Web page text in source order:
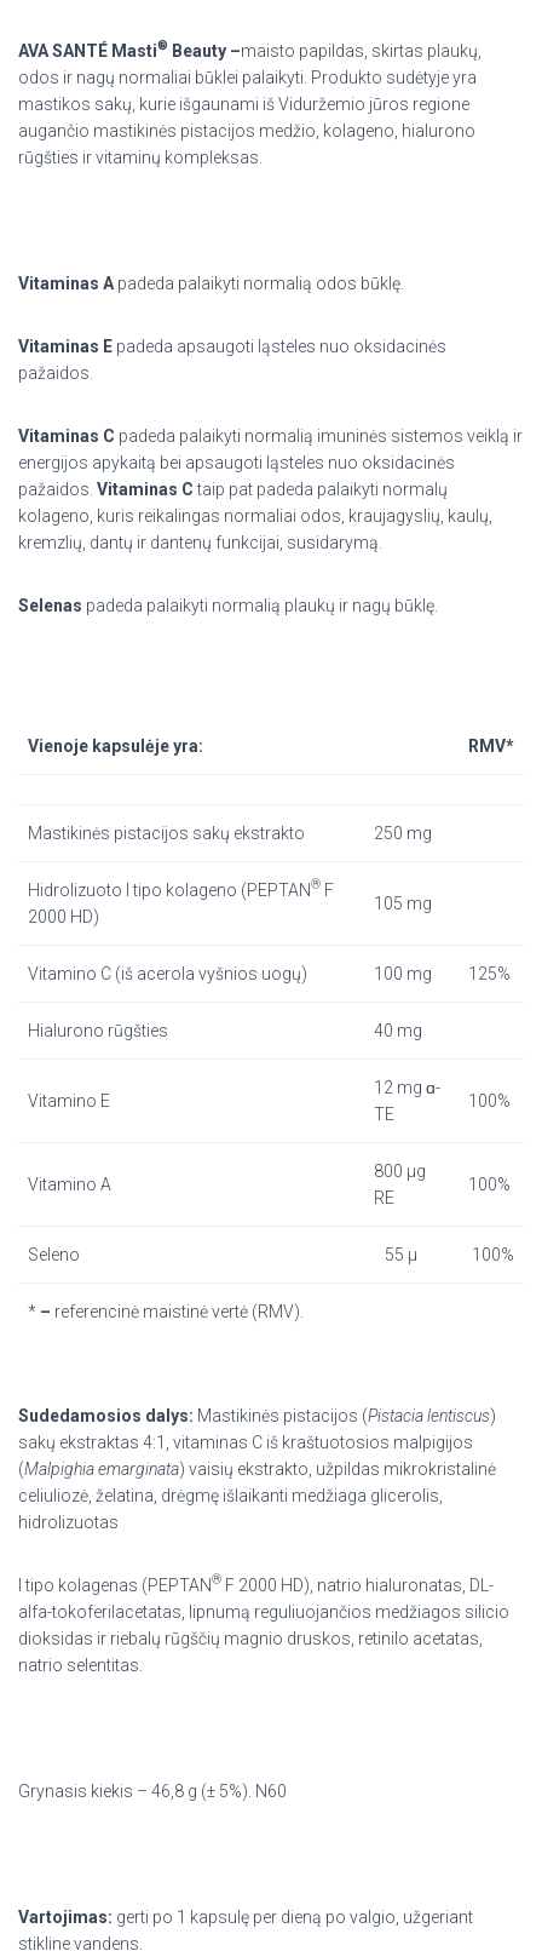
AVA SANTÉ Masti® Beauty –maisto papildas, skirtas plaukų,
odos ir nagų normaliai būklei palaikyti. Produkto sudėtyje yra
mastikos sakų, kurie išgaunami iš Viduržemio jūros regione
augančio mastikinės pistacijos medžio, kolageno, hialurono
rūgšties ir vitaminų kompleksas.
Vitaminas A padeda palaikyti normalią odos būklę.
Vitaminas E padeda apsaugoti ląsteles nuo oksidacinės
pažaidos.
Vitaminas C padeda palaikyti normalią imuninės sistemos veiklą ir
energijos apykaitą bei apsaugoti ląsteles nuo oksidacinės
pažaidos. Vitaminas C taip pat padeda palaikyti normalų
kolageno, kuris reikalingas normaliai odos, kraujagyslių, kaulų,
kremzlių, dantų ir dantenų funkcijai, susidarymą.
Selenas padeda palaikyti normalią plaukų ir nagų būklę.
Vienoje kapsulėje yra: RMV*
Mastikinės pistacijos sakų ekstrakto 250 mg
Hidrolizuoto I tipo kolageno (PEPTAN® F
2000 HD)
105 mg
Vitamino C (iš acerola vyšnios uogų) 100 mg 125%
Hialurono rūgšties 40 mg
Vitamino E
12 mg ɑ-
TE
100%
Vitamino A
800 µg
RE
100%
Seleno 55 µ 100%
* – referencinė maistinė vertė (RMV).
Sudedamosios dalys: Mastikinės pistacijos (Pistacia lentiscus)
sakų ekstraktas 4:1, vitaminas C iš kraštuotosios malpigijos
(Malpighia emarginata) vaisių ekstrakto, užpildas mikrokristalinė
celiuliozė, želatina, drėgmę išlaikanti medžiaga glicerolis,
hidrolizuotas
I tipo kolagenas (PEPTAN® F 2000 HD), natrio hialuronatas, DL-
alfa-tokoferilacetatas, lipnumą reguliuojančios medžiagos silicio
dioksidas ir riebalų rūgščių magnio druskos, retinilo acetatas,
natrio selentitas.
Grynasis kiekis – 46,8 g (± 5%). N60
Vartojimas: gerti po 1 kapsulę per dieną po valgio, užgeriant
stikline vandens.